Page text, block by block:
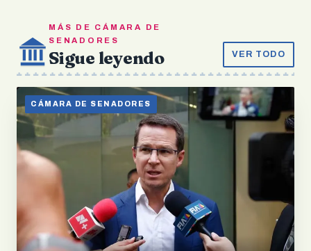
MÁS DE CÁMARA DE
SENADORES
Sigue leyendo VER TODO
CÁMARA DE SENADORES